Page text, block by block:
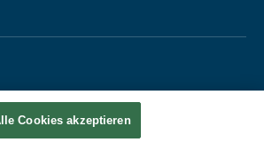
Cookies akzeptieren